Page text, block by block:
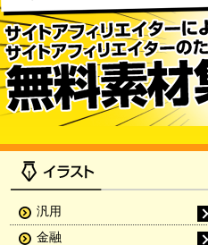
汎用
金融